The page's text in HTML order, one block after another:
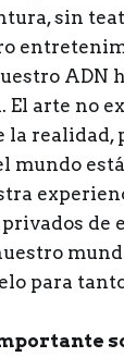
sin
ADN
El arte no
la realidad,
mundo
de
para